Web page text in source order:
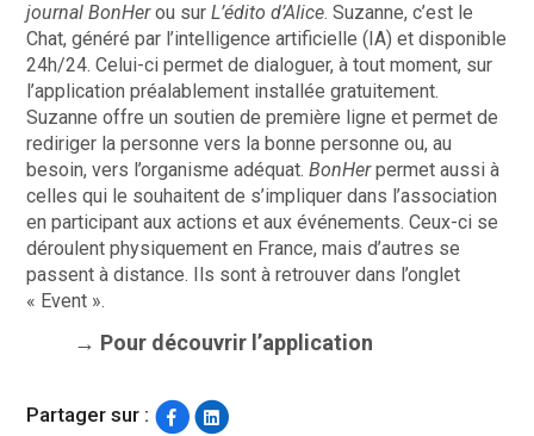
journal BonHerou surL’édito d’Alice. Suzanne, c’est le
Chat, généré par l’intelligence artificielle (IA) et disponible
24h/24. Celui-ci permet de dialoguer, à tout moment, sur
l’application préalablement installée gratuitement.
Suzanne offre un soutien de première ligne et permet de
rediriger la personne vers la bonne personne ou, au
besoin, vers l’organisme adéquat.BonHerpermet aussi à
celles qui le souhaitent de s’impliquer dans l’association
en participant aux actions et aux événements. Ceux-ci se
déroulent physiquement en France, mais d’autres se
passent à distance. Ils sont à retrouver dans l’onglet
« Event ».
→ Pour découvrir l’application
Partager sur :